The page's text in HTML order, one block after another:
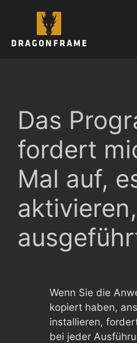
springen
Das
fordert
Mal auf,
Wenn Sie die
kopiert haben,
installieren,
bei jeder